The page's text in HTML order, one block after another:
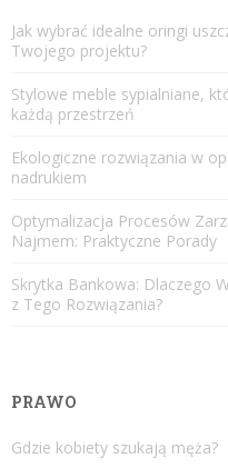
Jak wybrać idealne oringi
Twojego projektu?
Stylowe meble sypialniane,
każdą przestrzeń
Ekologiczne rozwiązania w
nadrukiem
Optymalizacja Procesów
Najmem: Praktyczne Porady
Skrytka Bankowa: Dlaczego
z Tego Rozwiązania?
PRAWO
Gdzie kobiety szukają męża?